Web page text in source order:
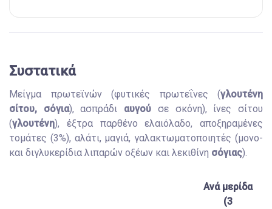
Συστατικά
Μείγμα πρωτεϊνών (φυτικές πρωτεΐνες (γλουτένη
σίτου, σόγια), ασπράδι αυγού σε σκόνη), ίνες σίτου
(γλουτένη), έξτρα παρθένο ελαιόλαδο, αποξηραμένες
τομάτες (3%), αλάτι, μαγιά, γαλακτωματοποιητές (μονο-
και διγλυκερίδια λιπαρών οξέων και λεκιθίνη σόγιας).
Ανά μερίδα
(3